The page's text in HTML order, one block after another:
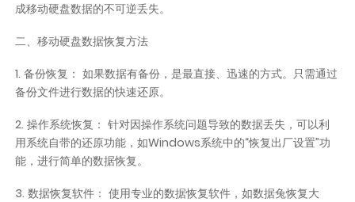
成移动硬盘数据的不可逆丢失。
二、移动硬盘数据恢复方法
1. 备份恢复： 如果数据有备份，是最直接、迅速的方式。只需通过
备份文件进行数据的快速还原。
2. 操作系统恢复： 针对因操作系统问题导致的数据丢失，可以利
用系统自带的还原功能，如Windows系统中的“恢复出厂设置”功
能，进行简单的数据恢复。
3. 数据恢复软件： 使用专业的数据恢复软件，如数据兔恢复大